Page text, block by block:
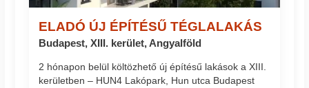
ELADÓ ÚJ ÉPÍTÉSŰ TÉGLALAKÁS
Budapest, XIII. kerület, Angyalföld
2 hónapon belül költözhető új építésű lakások a XIII.
kerületben – HUN4 Lakópark, Hun utca Budapest